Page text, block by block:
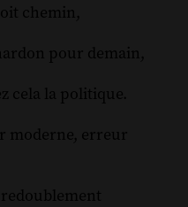
chemin,
pour demain,
cela la politique.
moderne, erreur